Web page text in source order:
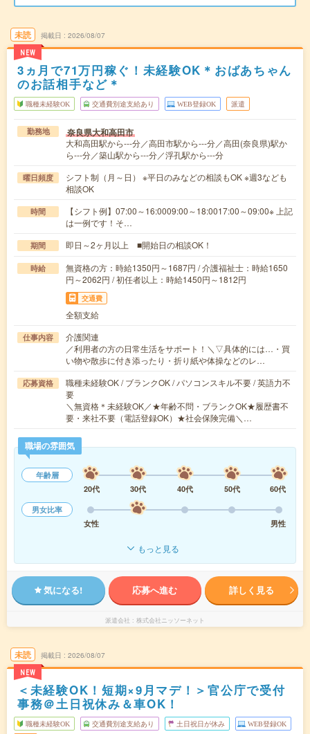
未読
NEW
掲載日 2026/08/07
3ヵ月で71万円稼ぐ！未経験OK＊おばあちゃん
のお話相手など＊
職種未経験OK 交通費別途支給あり WEB登録OK 派遣
勤務地 奈良県大和高田市
大和高田駅から---分／高田市駅から---分／高田(奈良県)駅か
ら---分／築山駅から---分／浮孔駅から---分
曜日頻度
シフト制（月～日） ※平日のみなどの相談もOK ※週3なども
相談OK
時間
【シフト例】07:00～16:0009:00～18:0017:00～09:00※ 上記
は一例です！そ…
期間 即日～2ヶ月以上 ■開始日の相談OK！
時給
無資格の方：時給1350円～1687円 / 介護福祉士：時給1650
円～2062円 / 初任者以上：時給1450円～1812円
交通費
全額支給
仕事内容
介護関連
／利用者の方の日常生活をサポート！＼▽具体的には…・買
い物や散歩に付き添ったり・折り紙や体操などのレ…
応募資格
職種未経験OK / ブランクOK / パソコンスキル不要 / 英語力不
要
＼無資格＊未経験OK／★年齢不問・ブランクOK★履歴書不
要・来社不要（電話登録OK）★社会保険完備＼…
職場の雰囲気
年齢層
20代
30代 40代 50代
60代
男女比率
女性
男性
もっと見る
気になる! 応募へ進む 詳しく見る
派遣会社 株式会社ニッソーネット
未読
NEW
掲載日 2026/08/07
＜未経験OK！短期×9月マデ！＞官公庁で受付
事務＠土日祝休み＆車OK！
職種未経験OK 交通費別途支給あり 土日祝日が休み WEB登録OK